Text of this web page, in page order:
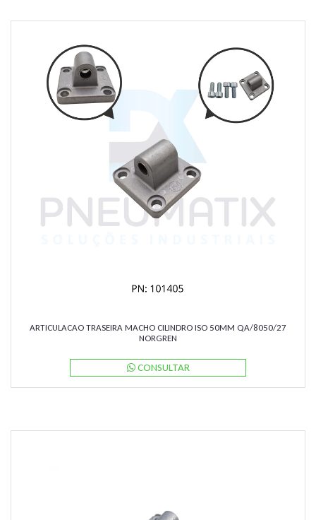
ARTICULACAO TRASEIRA MACHO CILINDRO ISO 50MM QA/8050/27
NORGREN
CONSULTAR